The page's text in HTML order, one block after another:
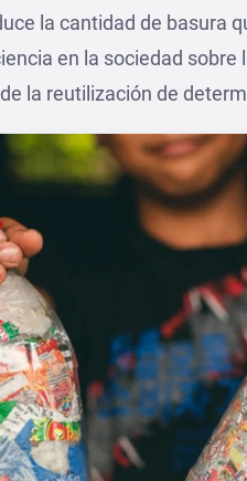
la cantidad de basura
en la sociedad
la reutilización de